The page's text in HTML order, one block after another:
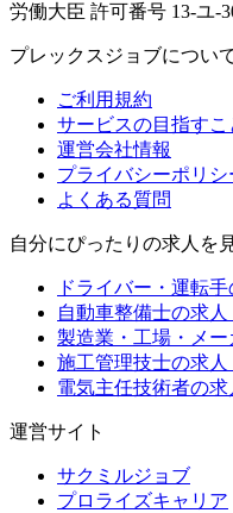
労働大臣 許可番号 13-ユ-
プレックスジョブについ
ご利用規約
サービスの目指すこ
運営会社情報
プライバシーポリシ
よくある質問
自分にぴったりの求人を
ドライバー・運転
自動車整備士の求人
製造業・工場・メ
施工管理技士の求人
電気主任技術者の求
運営サイト
サクミルジョブ
プロライズキャリア